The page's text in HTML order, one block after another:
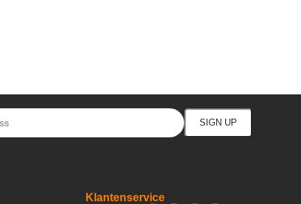
Klantenservice